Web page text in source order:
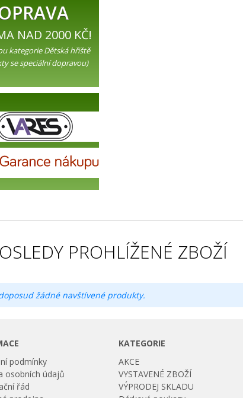
NAD 2000 KČ!
kategorie Dětská hřiště
se speciální dopravou)
PROHLÍŽENÉ ZBOŽÍ
žádné navštívené produkty.
podmínky
osobních údajů
řád
KATEGORIE
AKCE
VYSTAVENÉ ZBOŽÍ
VÝPRODEJ SKLADU